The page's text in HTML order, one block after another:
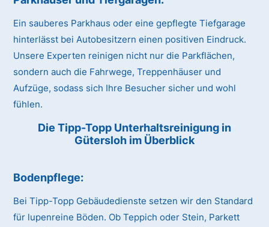
Ein sauberes Parkhaus oder eine gepflegte Tiefgarage
hinterlässt bei Autobesitzern einen positiven Eindruck.
Unsere Experten reinigen nicht nur die Parkflächen,
sondern auch die Fahrwege, Treppenhäuser und
Aufzüge, sodass sich Ihre Besucher sicher und wohl
fühlen.
Die Tipp-Topp Unterhaltsreinigung in
Gütersloh im Überblick
Bodenpflege:
Bei Tipp-Topp Gebäudedienste setzen wir den Standard
für lupenreine Böden. Ob Teppich oder Stein, Parkett